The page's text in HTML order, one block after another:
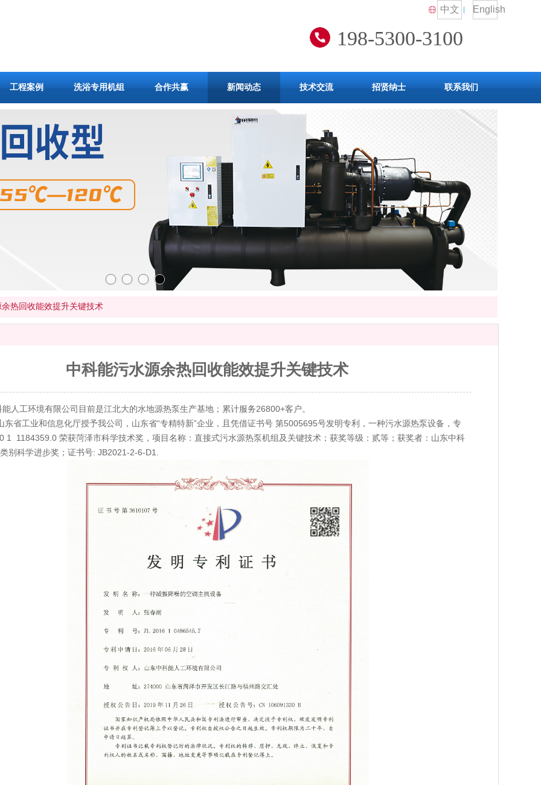
中文 English
198-5300-3100
工程案例 洗浴专用机组 合作共赢 新闻动态 技术交流 招贤纳士 联系我们
热回收能效提升关键技术
中科能污水源余热回收能效提升关键技术
人工环境有限公司目前是江北大的水地源热泵生产基地；累计服务26800+客户。
东省工业和信息化厅授予我公司，山东省“专精特新”企业，且凭借证书号 第5005695号发明专利，一种污水源热泵设备，专
1 1184359.0 荣获菏泽市科学技术奖，项目名称：直接式污水源热泵机组及关键技术；获奖等级：贰等；获奖者：山东中科
别科学进步奖；证书号: JB2021-2-6-D1.